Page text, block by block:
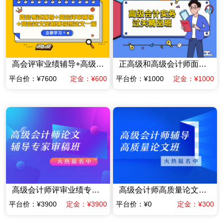
高会评审业绩辅导+高级会计师高质量论文辅导班一篇（赠送当年高会考试辅导课程）
平台价：¥7600 定金：¥600
正高级和高级会计师面试答辩专项专家辅导班
平台价：¥1000 定金：¥1000
高级会计师评审业绩专家指导班业绩材料提前规划班（含答辩）（限时优惠价格）
平台价：¥3900 定金：¥3900
高级会计师高质量论文辅导班（赠送当年考试辅导课程）
平台价：¥0 定金：¥300